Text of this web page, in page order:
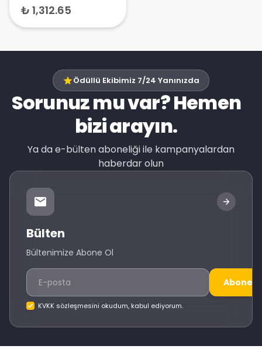
₺ 1,312.65
Ödüllü Ekibimiz 7/24 Yanınızda
Sorunuz mu var? Hemen
bizi arayın.
Ya da e-bülten aboneliği ile kampanyalardan
haberdar olun
Bülten
Bültenimize Abone Ol
Abone
KVKK sözleşmesini okudum, kabul ediyorum.